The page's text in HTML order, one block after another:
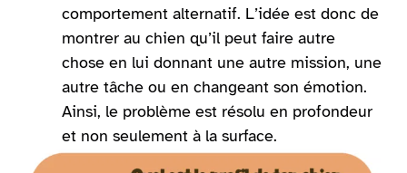
comportement alternatif. L’idée est donc de
montrer au chien qu’il peut faire autre
chose en lui donnant une autre mission, une
autre tâche ou en changeant son émotion.
Ainsi, le problème est résolu en profondeur
et non seulement à la surface.